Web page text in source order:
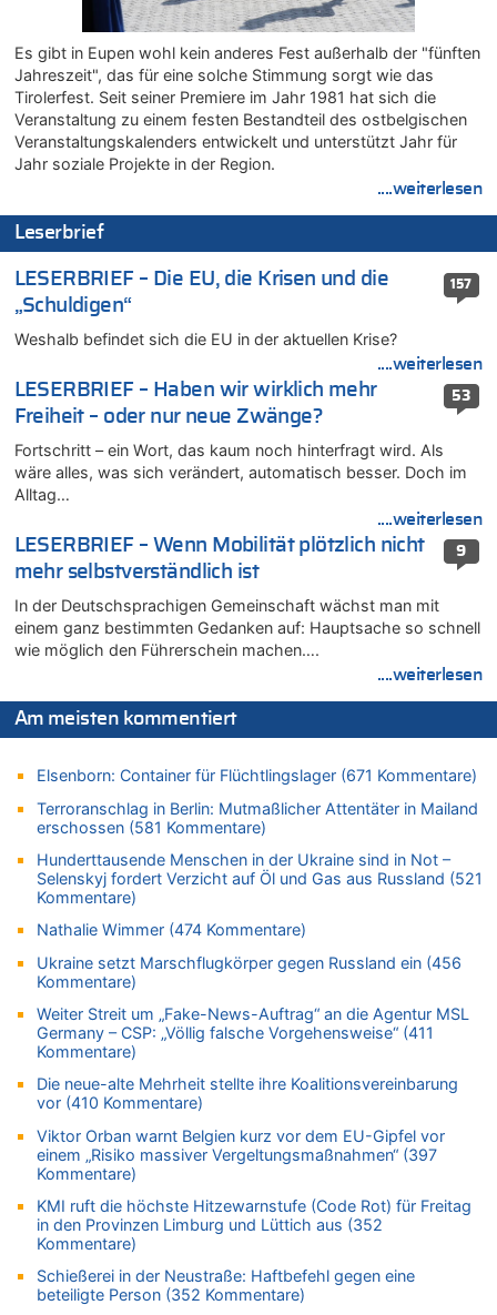
08.08.2026 - 19:00 von Peter G zu
Leipzig, Mechernich und die Frage: Wer steckt hinter den
Drohnen mit Strengstoff? War es Russland?
08.08.2026 - 18:48 von Marcel Scholzen Eimerscheid zu
Leipzig, Mechernich und die Frage: Wer steckt hinter den
Drohnen mit Strengstoff? War es Russland?
08.08.2026 - 18:41 von JoKrings zu
Leipzig, Mechernich und die Frage: Wer steckt hinter den
08.08.2026 - 18:39 von JoKrings zu
Leipzig, Mechernich und die Frage: Wer steckt hinter den
Drohnen mit Strengstoff? War es Russland?
08.08.2026 - 18:07 von Hubert F. zu
Belgier knackt Jackpot bei Lotterie EuroMillions und gewinnt
mehr als 111 Millionen €
08.08.2026 - 17:46 von Der Alte zu
Belgier knackt Jackpot bei Lotterie EuroMillions und gewinnt
mehr als 111 Millionen €
08.08.2026 - 17:45 von Der Alte zu
Zwölf Jahre nach Aachener Bankraub: 70-Jähriger gefasst
08.08.2026 - 17:43 von Der Alte zu
Leipzig, Mechernich und die Frage: Wer steckt hinter den
Drohnen mit Strengstoff? War es Russland?
08.08.2026 - 17:16 von Bingo zu
Zweite Hitzewelle in diesem Sommer ist jetzt amtlich
08.08.2026 - 16:20 von Russentrolle zu
Leipzig, Mechernich und die Frage: Wer steckt hinter den
08.08.2026 - 15:34 von JoKrings zu
Leipzig, Mechernich und die Frage: Wer steckt hinter den
08.08.2026 - 15:32 von 5/11 zu
Mehrere Menschen in Londons City niedergestochen
08.08.2026 - 15:19 von Guido Scholzen zu
Leipzig, Mechernich und die Frage: Wer steckt hinter den
Drohnen mit Strengstoff? War es Russland?
Belgier knackt Jackpot bei Lotterie EuroMillions und gewinnt
mehr als 111 Millionen €
08.08.2026 - 14:47 von Peer Wermuth zu
Leipzig, Mechernich und die Frage: Wer steckt hinter den
Drohnen mit Strengstoff? War es Russland?
08.08.2026 - 14:29 von Achso Dax zu
In Belgien missachten zwei von drei Autofahrern das
Tempolimit in 30er-Zonen – Untersuchung von Vias
08.08.2026 - 13:23 von Hugo Egon Bernhard von Sinnen zu
Leipzig, Mechernich und die Frage: Wer steckt hinter den
Drohnen mit Strengstoff? War es Russland?
08.08.2026 - 13:03 von WK zu
Kollision zwischen Autofahrer und Radfahrer an RAVeL-Weg
Wasserstand des Rheins in NRW so niedrig wie noch nie
Es gibt in Eupen wohl kein anderes Fest außerhalb der "fünften
Jahreszeit", das für eine solche Stimmung sorgt wie das
Tirolerfest. Seit seiner Premiere im Jahr 1981 hat sich die
Veranstaltung zu einem festen Bestandteil des ostbelgischen
Veranstaltungskalenders entwickelt und unterstützt Jahr für
Jahr soziale Projekte in der Region.
....weiterlesen
Leserbrief
157
LESERBRIEF – Die EU, die Krisen und die
„Schuldigen“
Weshalb befindet sich die EU in der aktuellen Krise?
....weiterlesen
53
LESERBRIEF – Haben wir wirklich mehr
Freiheit – oder nur neue Zwänge?
Fortschritt – ein Wort, das kaum noch hinterfragt wird. Als
wäre alles, was sich verändert, automatisch besser. Doch im
Alltag…
....weiterlesen
9
LESERBRIEF – Wenn Mobilität plötzlich nicht
mehr selbstverständlich ist
In der Deutschsprachigen Gemeinschaft wächst man mit
einem ganz bestimmten Gedanken auf: Hauptsache so schnell
wie möglich den Führerschein machen….
....weiterlesen
Am meisten kommentiert
Elsenborn: Container für Flüchtlingslager (671 Kommentare)
Terroranschlag in Berlin: Mutmaßlicher Attentäter in Mailand
erschossen (581 Kommentare)
Hunderttausende Menschen in der Ukraine sind in Not –
Selenskyj fordert Verzicht auf Öl und Gas aus Russland (521
Kommentare)
Nathalie Wimmer (474 Kommentare)
Ukraine setzt Marschflugkörper gegen Russland ein (456
Kommentare)
Weiter Streit um „Fake-News-Auftrag“ an die Agentur MSL
Germany – CSP: „Völlig falsche Vorgehensweise“ (411
Kommentare)
Die neue-alte Mehrheit stellte ihre Koalitionsvereinbarung
vor (410 Kommentare)
Viktor Orban warnt Belgien kurz vor dem EU-Gipfel vor
einem „Risiko massiver Vergeltungsmaßnahmen“ (397
Kommentare)
KMI ruft die höchste Hitzewarnstufe (Code Rot) für Freitag
in den Provinzen Limburg und Lüttich aus (352
Kommentare)
Schießerei in der Neustraße: Haftbefehl gegen eine
beteiligte Person (352 Kommentare)